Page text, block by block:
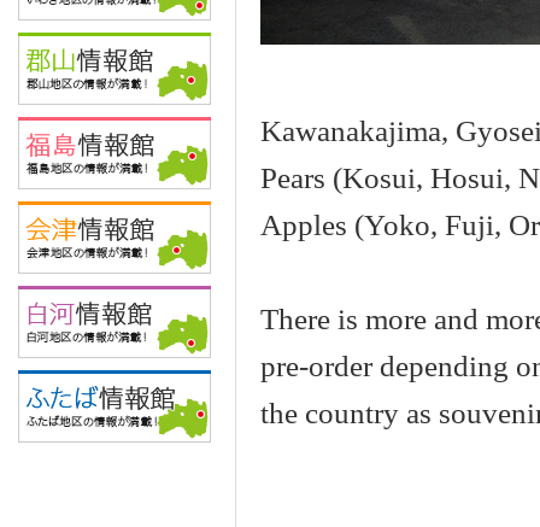
Kawanakajima,
Pears (Kosui, Hosui,
Apples (Yoko, Fuji,
There is more and
pre-order depending
the country as